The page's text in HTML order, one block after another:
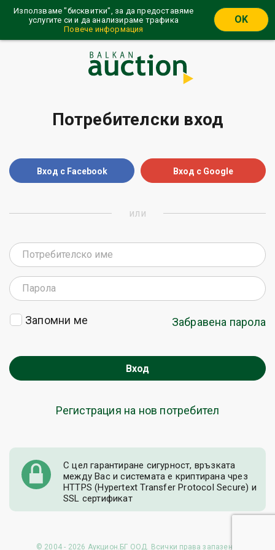
Използваме "бисквитки", за да предоставяме
услугите си и да анализираме трафика
Повече информация
OK
Потребителски вход
Вход с Facebook Вход с Google
или
Запомни ме Забравена парола
Вход
Регистрация на нов потребител
С цел гарантиране сигурност, връзката
между Вас и системата е криптирана чрез
HTTPS (Hypertext Transfer Protocol Secure) и
SSL сертификат
© 2004 - 2026 Аукцион.БГ ООД. Всички права запазени.